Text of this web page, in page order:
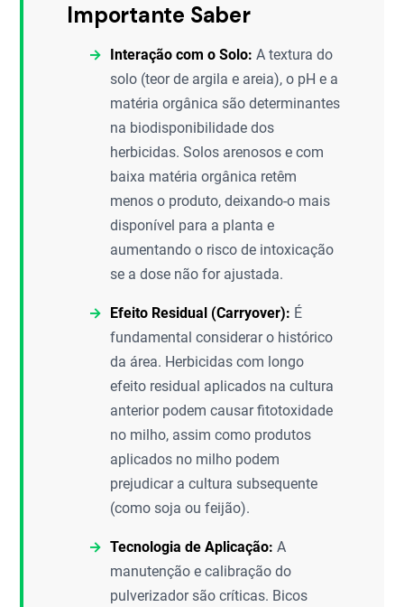
Importante Saber
Interação com o Solo: A textura do
solo (teor de argila e areia), o pH e a
matéria orgânica são determinantes
na biodisponibilidade dos
herbicidas. Solos arenosos e com
baixa matéria orgânica retêm
menos o produto, deixando-o mais
disponível para a planta e
aumentando o risco de intoxicação
se a dose não for ajustada.
Efeito Residual (Carryover): É
fundamental considerar o histórico
da área. Herbicidas com longo
efeito residual aplicados na cultura
anterior podem causar fitotoxidade
no milho, assim como produtos
aplicados no milho podem
prejudicar a cultura subsequente
(como soja ou feijão).
Tecnologia de Aplicação: A
manutenção e calibração do
pulverizador são críticas. Bicos